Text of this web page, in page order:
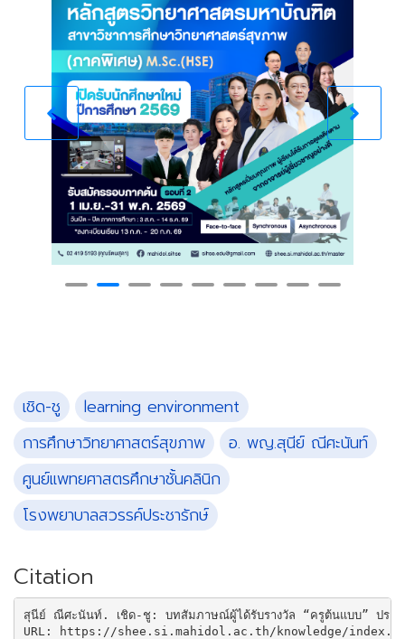
เชิด-ชู
learning environment
การศึกษาวิทยาศาสตร์สุขภาพ
อ. พญ.สุนีย์ ณีศะนันท์
ศูนย์แพทยศาสตรศึกษาชั้นคลินิก
โรงพยาบาลสวรรค์ประชารักษ์
Citation
สุนีย์ ณีศะนันท์. เชิด-ชู: บทสัมภาษณ์ผู้ได้รับรางวัล “ครูต้นแบบ” ปร
URL: https://shee.si.mahidol.ac.th/knowledge/